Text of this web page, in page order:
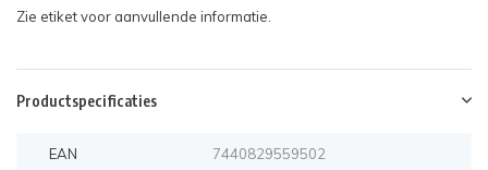
Zie etiket voor aanvullende informatie.
Productspecificaties
EAN 7440829559502